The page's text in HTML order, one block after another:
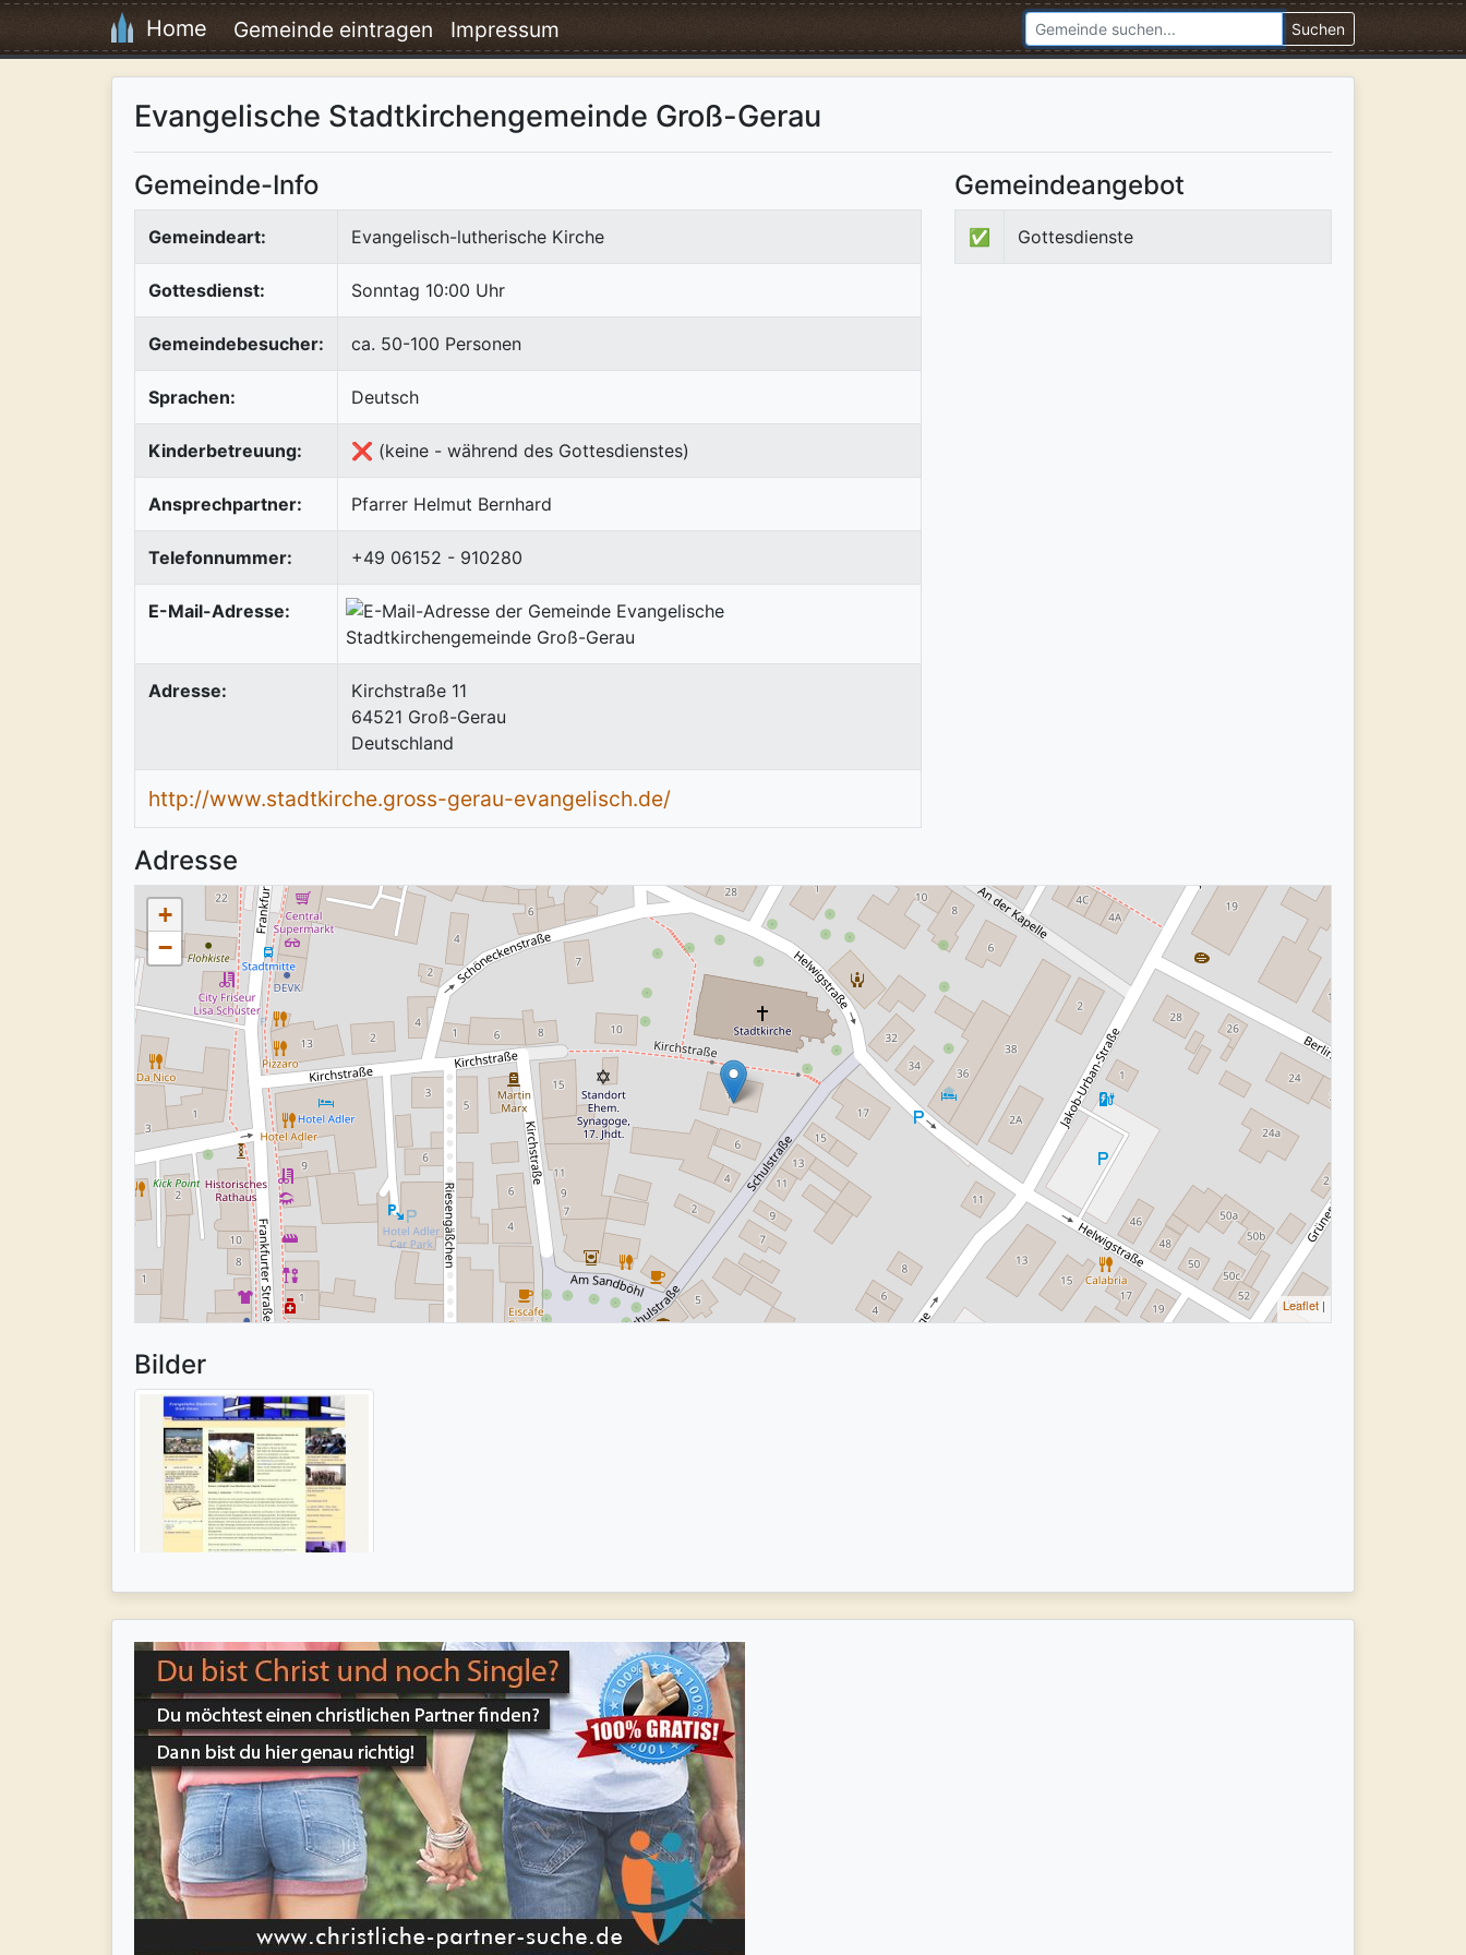
Home Gemeinde eintragen Impressum Suchen
Evangelische Stadtkirchengemeinde Groß-Gerau
Gemeinde-Info
Gemeindeart: Evangelisch-lutherische Kirche
Gottesdienst: Sonntag 10:00 Uhr
Gemeindebesucher: ca. 50-100 Personen
Sprachen: Deutsch
Kinderbetreuung: ❌ (keine - während des Gottesdienstes)
Ansprechpartner: Pfarrer Helmut Bernhard
Telefonnummer: +49 06152 - 910280
E-Mail-Adresse:
Adresse:
Kirchstraße 11
64521 Groß-Gerau
Deutschland
http://www.stadtkirche.gross-gerau-evangelisch.de/
Gemeindeangebot
✅ Gottesdienste
Adresse
+
−
Leaflet |
Bilder